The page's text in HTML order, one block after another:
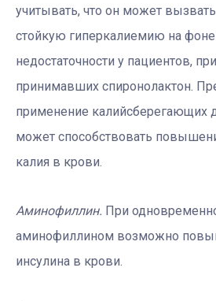
учитывать, что он может
стойкую гиперкалиемию на фоне
недостаточности у пациентов,
принимавших спиронолактон.
применение калийсберегающих
может способствовать
калия в крови.
Аминофиллин. При
аминофиллином возможно
инсулина в крови.